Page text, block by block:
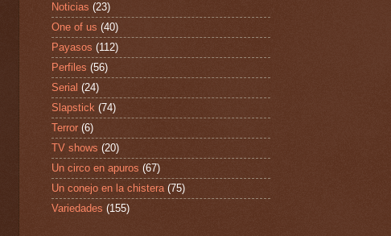
Noticias (23)
One of us (40)
Payasos (112)
Perfiles (56)
Serial (24)
Slapstick (74)
Terror (6)
TV shows (20)
Un circo en apuros (67)
Un conejo en la chistera (75)
Variedades (155)